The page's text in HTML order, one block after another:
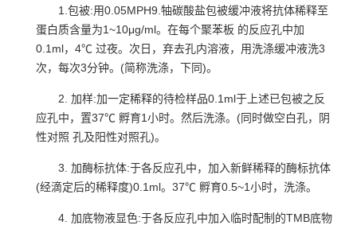
1.包被:用0.05MPH9.牰碳酸盐包被缓冲液将抗体稀释至
蛋白质含量为1~10μg/ml。在每个聚苯板 的反应孔中加
0.1ml，4℃ 过夜。次日，弃去孔内溶液，用洗涤缓冲液洗3
次，每次3分钟。(简称洗涤，下同)。
2. 加样:加一定稀释的待检样品0.1ml于上述已包被之反
应孔中，置37℃ 孵育1小时。然后洗涤。(同时做空白孔，阴
性对照 孔及阳性对照孔)。
3. 加酶标抗体:于各反应孔中，加入新鲜稀释的酶标抗体
(经滴定后的稀释度)0.1ml。37℃ 孵育0.5~1小时，洗涤。
4. 加底物液显色:于各反应孔中加入临时配制的TMB底物